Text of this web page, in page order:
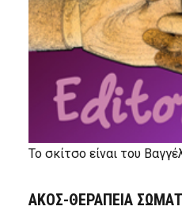
Το σκίτσο είναι του
ΑΚΟΣ-ΘΕΡΑΠΕΙΑ